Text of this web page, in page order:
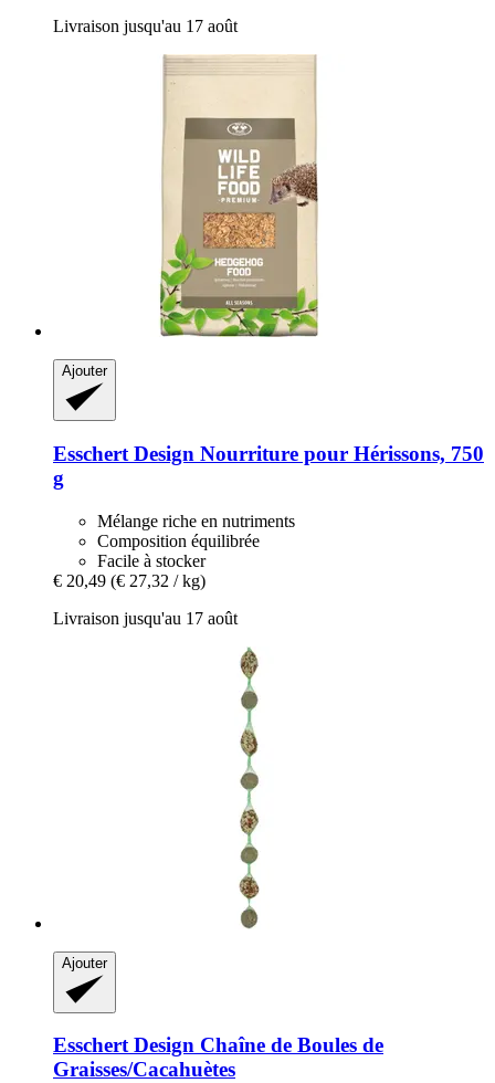
Livraison jusqu'au 17 août
Ajouter
Esschert Design Nourriture pour Hérissons, 750
g
Mélange riche en nutriments
Composition équilibrée
Facile à stocker
€ 20,49 (€ 27,32 / kg)
Livraison jusqu'au 17 août
Ajouter
Esschert Design Chaîne de Boules de
Graisses/Cacahuètes